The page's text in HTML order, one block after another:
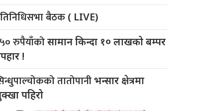
बैठक ( LIVE)
रुपैयाँकोसामान किन्दा १० लाखको बम्पर
!
तातोपानीभन्सार क्षेत्रमा
पहिरो